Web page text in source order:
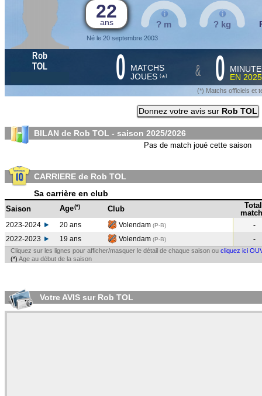
22
ans
Né le 20 septembre 2003
? m ? kg
Rob
TOL
0 MATCHS
JOUES (*) & 0
EN
(*) Matchs officiels et
Donnez votre avis sur Rob TOL
BILAN de Rob TOL - saison 2025/2026
Pas de match joué cette saison
CARRIERE de Rob TOL
Sa carrière en club
Saison Age(*) Club
Total
2023-2024 20 ans Volendam (P-B)
-
2022-2023
19 ans Volendam (P-B) -
Cliquez sur les lignes pour afficher/masquer le détail de chaque saison ou cliquez ici
(*) Age au début de la saison
Votre AVIS sur Rob TOL